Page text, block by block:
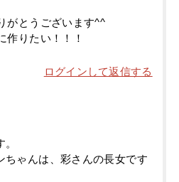
がとうございます^^
作りたい！！！
ログインして返信する
ちゃんは、彩さんの長女です